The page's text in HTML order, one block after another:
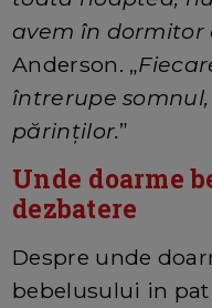
avem în dormitor
Anderson. „
întrerupe
părinților.”
Unde doarme
dezbatere
Despre unde
bebelusului in